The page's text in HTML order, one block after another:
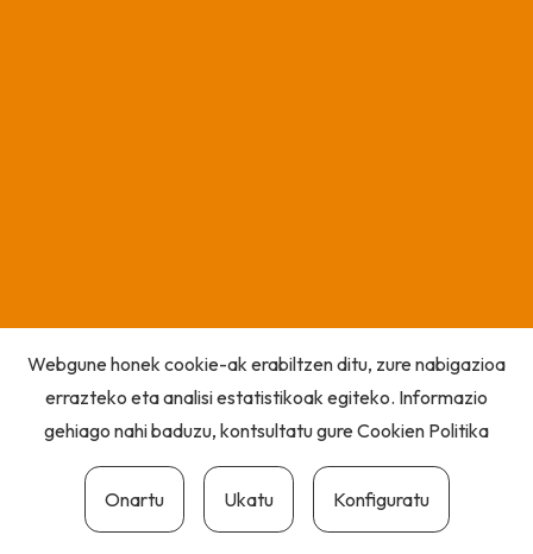
Webgune honek cookie-ak erabiltzen ditu, zure nabigazioa
errazteko eta analisi estatistikoak egiteko. Informazio
gehiago nahi baduzu, kontsultatu gureCookien Politika
Onartu Ukatu Konfiguratu